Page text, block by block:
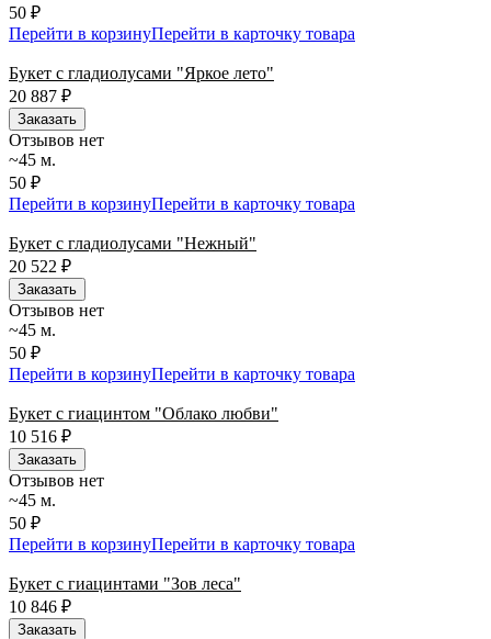
50 ₽
Перейти в корзинуПерейти в карточку товара
Букет с гладиолусами "Яркое лето"
20 887 ₽
Заказать
Отзывов нет
~45 м.
50 ₽
Перейти в корзинуПерейти в карточку товара
Букет с гладиолусами "Нежный"
20 522 ₽
Заказать
Отзывов нет
~45 м.
50 ₽
Перейти в корзинуПерейти в карточку товара
Букет с гиацинтом "Облако любви"
10 516 ₽
Заказать
Отзывов нет
~45 м.
50 ₽
Перейти в корзинуПерейти в карточку товара
Букет с гиацинтами "Зов леса"
10 846 ₽
Заказать